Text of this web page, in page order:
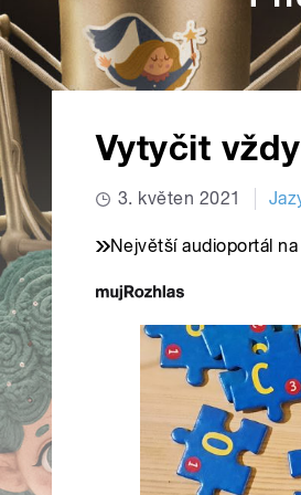
Vytyčit
3. květen 2021
Největší audioportál